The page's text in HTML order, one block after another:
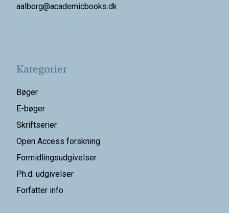
aalborg@academicbooks.dk
Kategorier
Bøger
E-bøger
Skriftserier
Open Access forskning
Formidlingsudgivelser
Ph.d. udgivelser
Forfatter info